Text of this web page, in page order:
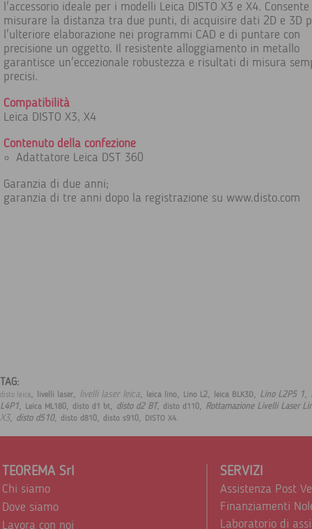
l'accessorio ideale per i modelli Leica DISTO X3 e X4.
misurare la distanza tra due punti, di acquisire dati 2D e 3D
l'ulteriore elaborazione nei programmi CAD e di puntare con
precisione un oggetto. Il resistente alloggiamento in metallo
garantisce un'eccezionale robustezza e risultati di misura
precisi.
Compatibilità
Leica DISTO X3, X4
Contenuto della confezione
Adattatore Leica DST 360
Garanzia di due anni;
garanzia di tre anni dopo la registrazione su www.disto.com
TAG:
disto leica, livelli laser, livelli laser leica, leica lino, Lino L2, leica BLK3D, Lino L2P5 1,
L4P1, Leica ML180, disto d1 bt, disto d2 BT, disto d110, Rottamazione Livelli Laser
X3, disto d510, disto d810, disto s910, DISTO X4.
TEOREMA Srl
Chi siamo
Dove siamo
Lavora con noi
SERVIZI
Assistenza Post
Finanziamenti
Laboratorio di